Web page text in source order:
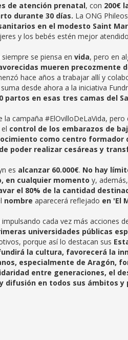
de atención prenatal, con 200€
durante 30 días. La ONG
en el modesto Saint
y los bebés estén mejor
siempre se piensa en vida, pero en
mueren precozmente
hace años a trabajar allí y
desde ahora a la iniciativa
partos en esas tres camas del
la campaña #ElOvilloDeLaVida,
control de los embarazos de
como centro formador
poder realizar cesáreas y
es alcanzar 60.000€. No hay
en cualquier momento y,
el 80% de la cantidad
nombre aparecerá reflejado en 'El
cada vez más acciones
universidades públicas
porque así lo destacan sus
la cultura, favorecerá la
especialmente de Aragón,
entre generaciones, el
difusión en todos sus ámbitos